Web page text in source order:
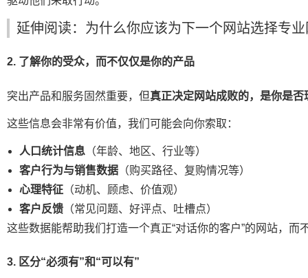
延伸阅读：为什么你应该为下一个网站选择专
2. 了解你的受众，而不仅仅是你的产品
突出产品和服务固然重要，但真正决定网站成败的，是你是否
这些信息会非常有价值，我们可能会向你索取：
人口统计信息 （年龄、地区、行业等）
客户行为与销售数据 （购买路径、复购情况等）
心理特征 （动机、顾虑、价值观）
客户反馈 （常见问题、好评点、吐槽点）
这些数据能帮助我们打造一个真正“对话你的客户”的网站，而
3. 区分“必须有”和“可以有”